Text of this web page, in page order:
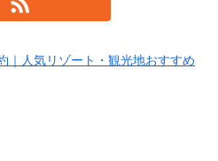
｜人気リゾート・観光地おすすめ